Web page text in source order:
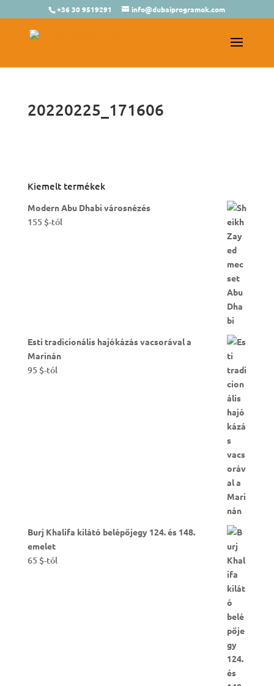
+36 30 9519291 info@dubaiprogramok.com
20220225_171606
Kiemelt termékek
Modern Abu Dhabi városnézés
155 $-tól
Esti tradicionális hajókázás vacsorával a
Marinán
95 $-tól
Burj Khalifa kilátó belépőjegy 124. és 148.
emelet
65 $-tól